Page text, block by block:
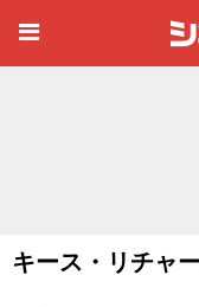
キース・リチャ